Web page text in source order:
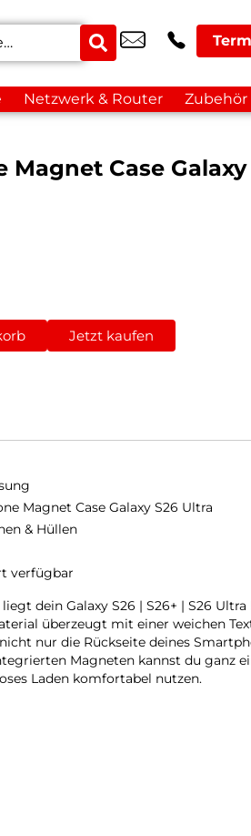
Netzwerk & Router Zubehör
Magnet Case Galaxy
Jetzt kaufen
Magnet Case Galaxy S26 Ultra
& Hüllen
verfügbar
dein Galaxy S26 | S26+ | S26
überzeugt mit einer weichen
nur die Rückseite deines
Magneten kannst du ganz
Laden komfortabel nutzen.